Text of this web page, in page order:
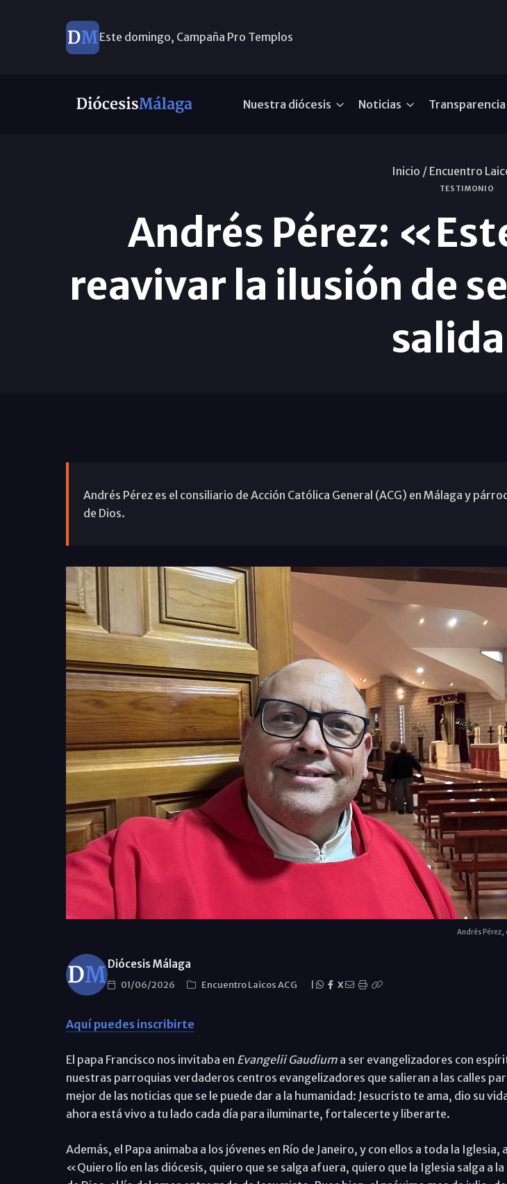
Este domingo, Campaña Pro Templos
Nuestra diócesis Noticias Transparencia
Inicio / Encuentro
TESTIMONIO
Andrés Pérez:
reavivar la ilusión de
Andrés Pérez es el consiliario de Acción Católica General (ACG) en Málaga y
de Dios.
Andrés Pérez,
Diócesis Málaga
01/06/2026 Encuentro Laicos ACG X
Aquí puedes inscribirte
El papa Francisco nos invitaba en Evangelii Gaudiuma ser evangelizadores con
nuestras parroquias verdaderos centros evangelizadores que salieran a las calles
mejor de las noticias que se le puede dar a la humanidad: Jesucristo te ama, dio su
ahora está vivo a tu lado cada día para iluminarte, fortalecerte y liberarte.
Además, el Papa animaba a los jóvenes en Río de Janeiro, y con ellos a toda la Iglesia,
«Quiero lío en las diócesis, quiero que se salga afuera, quiero que la Iglesia salga a